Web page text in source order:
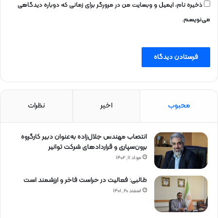
ذخیره نام، ایمیل و وبسایت من در مرورگر برای زمانی که دوباره دیدگاهی
می‌نویسم.
محبوب اخیر نظرات
انتصاب مهندس جلال‌زاده به‌عنوان دبیر كارگروه
برون‌سپاری و قراردادهای شركت توانیر
مرداد ۱۱, ۱۴۰۲
طالبی: فعالیت در حراست فاخر و ارزشمند است
اسفند ۲۰, ۱۴۰۱